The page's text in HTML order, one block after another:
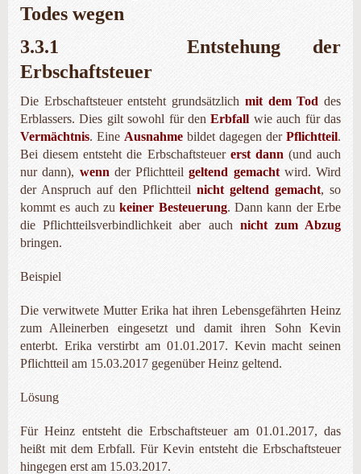
Todes wegen
3.3.1 Entstehung der
Erbschaftsteuer
Die Erbschaftsteuer entsteht grundsätzlich mit dem Tod des
Erblassers. Dies gilt sowohl für denErbfall wie auch für das
Vermächtnis. Eine Ausnahme bildet dagegen der Pflichtteil.
Bei diesem entsteht die Erbschaftsteuer erst dann (und auch
nur dann), wenn der Pflichtteilgeltend gemachtwird. Wird
der Anspruch auf den Pflichtteil nicht geltend gemacht, so
kommt es auch zukeiner Besteuerung. Dann kann der Erbe
die Pflichtteilsverbindlichkeit aber auch nicht zum Abzug
bringen.
Beispiel
Die verwitwete Mutter Erika hat ihren Lebensgefährten Heinz
zum Alleinerben eingesetzt und damit ihren Sohn Kevin
enterbt. Erika verstirbt am 01.01.2017. Kevin macht seinen
Pflichtteil am 15.03.2017 gegenüber Heinz geltend.
Lösung
Für Heinz entsteht die Erbschaftsteuer am 01.01.2017, das
heißt mit dem Erbfall. Für Kevin entsteht die Erbschaftsteuer
hingegen erst am 15.03.2017.